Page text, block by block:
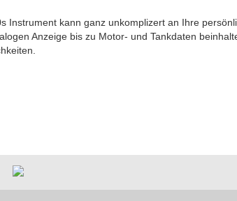
Instrument kann ganz unkomplizert an Ihre
Anzeige bis zu Motor- und Tankdaten